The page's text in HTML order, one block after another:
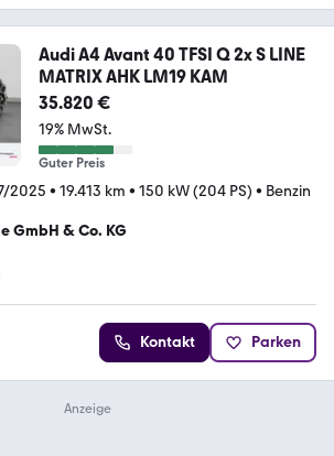
Audi A4 Avant 40 TFSI Q 2x S LINE
MATRIX AHK LM19 KAM
35.820 €
19% MwSt.
Guter Preis
2025 • 19.413 km • 150 kW (204 PS) • Benzin
Tiemeyer automobile GmbH & Co. KG
Kontakt Parken